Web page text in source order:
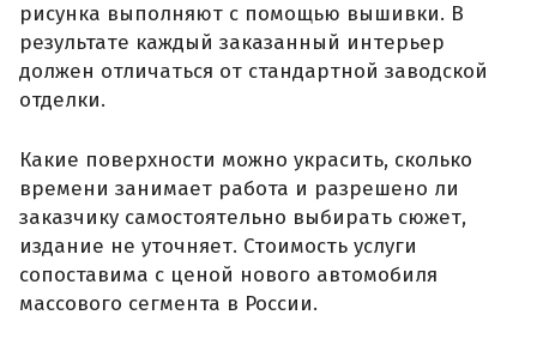
рисунка выполняют с помощью вышивки. В
результате каждый заказанный интерьер
должен отличаться от стандартной заводской
отделки.
Какие поверхности можно украсить, сколько
времени занимает работа и разрешено ли
заказчику самостоятельно выбирать сюжет,
издание не уточняет. Стоимость услуги
сопоставима с ценой нового автомобиля
массового сегмента в России.